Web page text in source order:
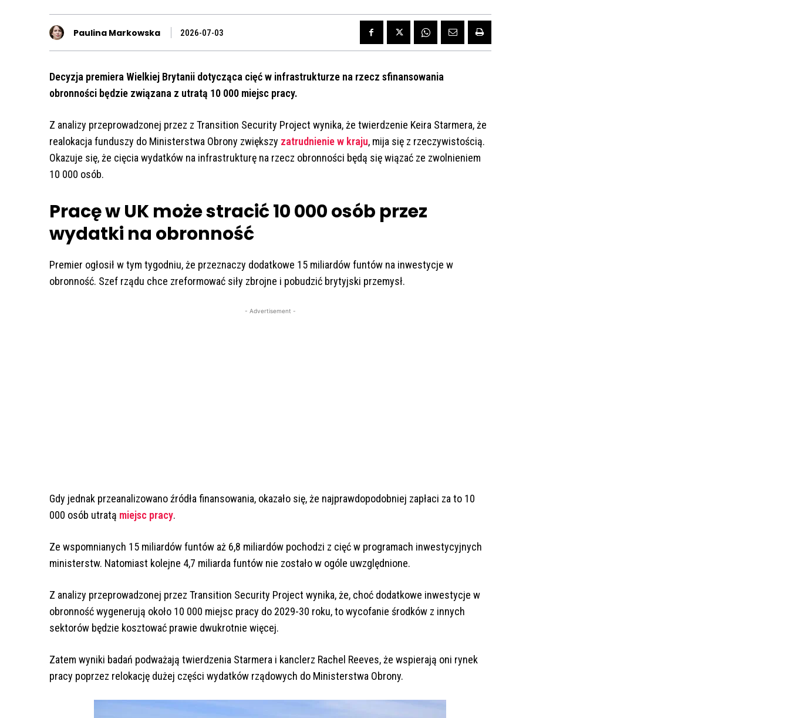
Paulina Markowska 2026-07-03
Decyzja premiera Wielkiej Brytanii dotycząca cięć w infrastrukturze na rzecz sfinansowania
obronności będzie związana z utratą 10 000 miejsc pracy.
Z analizy przeprowadzonej przez z Transition Security Project wynika, że twierdzenie Keira Starmera, że
realokacja funduszy do Ministerstwa Obrony zwiększy zatrudnienie w kraju, mija się z rzeczywistością.
Okazuje się, że cięcia wydatków na infrastrukturę na rzecz obronności będą się wiązać ze zwolnieniem
10 000 osób.
Pracę w UK może stracić 10 000 osób przez
wydatki na obronność
Premier ogłosił w tym tygodniu, że przeznaczy dodatkowe 15 miliardów funtów na inwestycje w
obronność. Szef rządu chce zreformować siły zbrojne i pobudzić brytyjski przemysł.
- Advertisement -
Gdy jednak przeanalizowano źródła finansowania, okazało się, że najprawdopodobniej zapłaci za to 10
000 osób utratą miejsc pracy.
Ze wspomnianych 15 miliardów funtów aż 6,8 miliardów pochodzi z cięć w programach inwestycyjnych
ministerstw. Natomiast kolejne 4,7 miliarda funtów nie zostało w ogóle uwzględnione.
Z analizy przeprowadzonej przez Transition Security Project wynika, że, choć dodatkowe inwestycje w
obronność wygenerują około 10 000 miejsc pracy do 2029-30 roku, to wycofanie środków z innych
sektorów będzie kosztować prawie dwukrotnie więcej.
Zatem wyniki badań podważają twierdzenia Starmera i kanclerz Rachel Reeves, że wspierają oni rynek
pracy poprzez relokację dużej części wydatków rządowych do Ministerstwa Obrony.